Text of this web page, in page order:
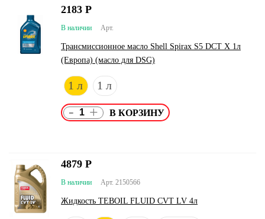
Арт.
В наличии
Трансмиссионное масло Shell Spirax S5 DCT X 1л
(Европа) (масло для DSG)
1 л 1 л
2183 Р
- +
Арт. 2150566
В наличии
Жидкость TEBOIL FLUID CVT LV 4л
4879 Р